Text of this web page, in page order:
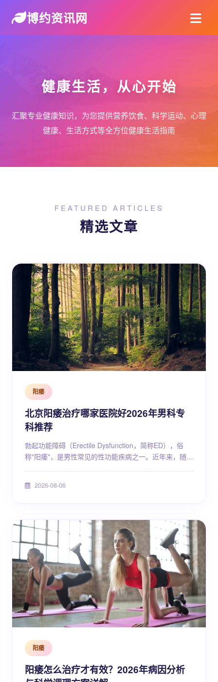
博约资讯网
健康生活，从心开始
汇聚专业健康知识，为您提供营养饮食、科学运动、心理
健康、生活方式等全方位健康生活指南
FEATURED ARTICLES
精选文章
阳痿
北京阳痿治疗哪家医院好2026年男科专
科推荐
勃起功能障碍（Erectile Dysfunction，简称ED），俗
称"阳痿"，是男性常见的性功能疾病之一。近年来，随着
康问题。在北京这样的大型城市，医疗资源丰富，男科
的诊疗现状、常见病因、治疗原则以及......
2026-08-06
阳痿
阳痿怎么治疗才有效？2026年病因分析